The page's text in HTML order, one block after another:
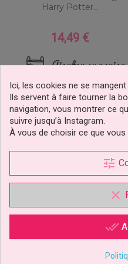
Harry Potter...
Prix
14,49 €
Ajouter au panier
Ici, les cookies ne se
Ils servent à faire tourner la
navigation, vous montrer ce
suivre jusqu’à Instagram.
À vous de choisir ce que
tune
clear
done_all